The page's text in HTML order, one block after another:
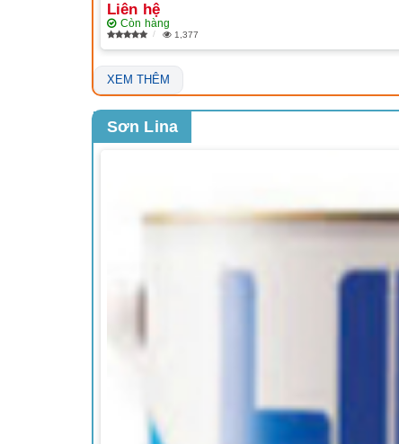
Liên hệ
Còn hàng
1,377
XEM THÊM
Sơn Lina